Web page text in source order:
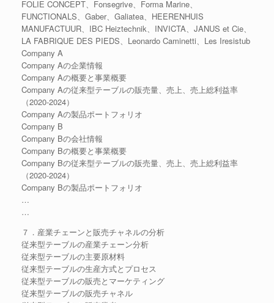
FOLIE CONCEPT、Fonsegrive、Forma Marine、
FUNCTIONALS、Gaber、Galiatea、HEERENHUIS
MANUFACTUUR、IBC Heiztechnik、INVICTA、JANUS et Cie、
LA FABRIQUE DES PIEDS、Leonardo Caminetti、Les Iresistub
Company A
Company Aの企業情報
Company Aの概要と事業概要
Company Aの従来型テーブルの販売量、売上、売上総利益率
（2020-2024）
Company Aの製品ポートフォリオ
Company B
Company Bの会社情報
Company Bの概要と事業概要
Company Bの従来型テーブルの販売量、売上、売上総利益率
（2020-2024）
Company Bの製品ポートフォリオ
…
…
７．産業チェーンと販売チャネルの分析
従来型テーブルの産業チェーン分析
従来型テーブルの主要原材料
従来型テーブルの生産方式とプロセス
従来型テーブルの販売とマーケティング
従来型テーブルの販売チャネル